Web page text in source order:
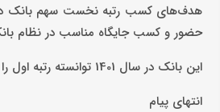
هدف‌های کسب رتبه نخست سهم بانک در کل
حضور و کسب جایگاه مناسب در نظام
این بانک در سال 1401 توانسته رتبه اول را در بین بانک‌های خاورمیانه و جایگاه شایسته در بین 500 شرکت برتر جهان را کسب کند.
انتهای پیام